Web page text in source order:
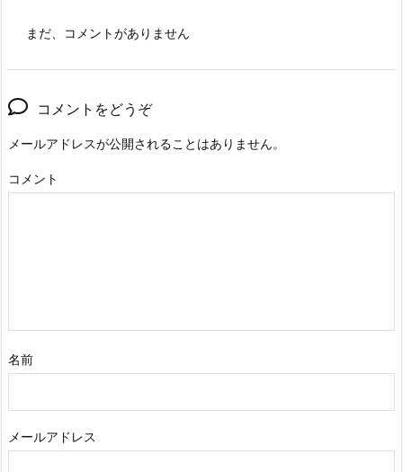
まだ、コメントがありません
コメントをどうぞ
メールアドレスが公開されることはありません。
コメント
名前
メールアドレス